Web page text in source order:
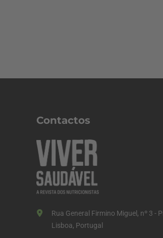
Contactos
Rua General Firmino Miguel, nº 3 -
Lisboa, Portugal